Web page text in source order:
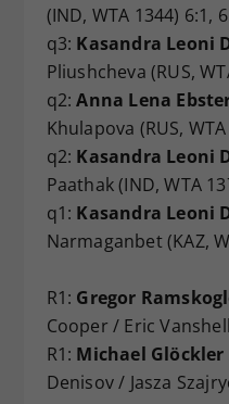
(IND, WTA 1344) 6:1,
q3: Kasandra Leoni
Pliushcheva (RUS,
q2:Anna Lena
Khulapova (RUS,
q2: Kasandra Leoni
Paathak (IND, WTA
q1: Kasandra Leoni
Narmaganbet (KAZ,
R1: Gregor
Cooper / Eric
R1: Michael Glöckler
Denisov / Jasza